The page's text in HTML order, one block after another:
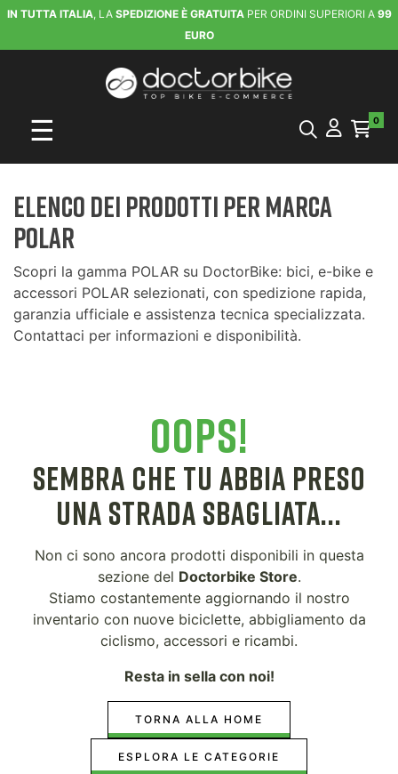
IN TUTTA ITALIA, LA SPEDIZIONE È GRATUITAPER ORDINI SUPERIORI A 99
EURO
navigazione Toggle
☰ 0
Elenco dei prodotti per marca
POLAR
Scopri la gamma POLAR su DoctorBike: bici, e-bike e
accessori POLAR selezionati, con spedizione rapida,
garanzia ufficiale e assistenza tecnica specializzata.
Contattaci per informazioni e disponibilità.
OOPS!
SEMBRA CHE TU ABBIA PRESO
UNA STRADA SBAGLIATA...
Non ci sono ancora prodotti disponibili in questa
sezione del Doctorbike Store.
Stiamo costantemente aggiornando il nostro
inventario con nuove biciclette, abbigliamento da
ciclismo, accessori e ricambi.
Resta in sella con noi!
TORNA ALLA HOME
ESPLORA LE CATEGORIE